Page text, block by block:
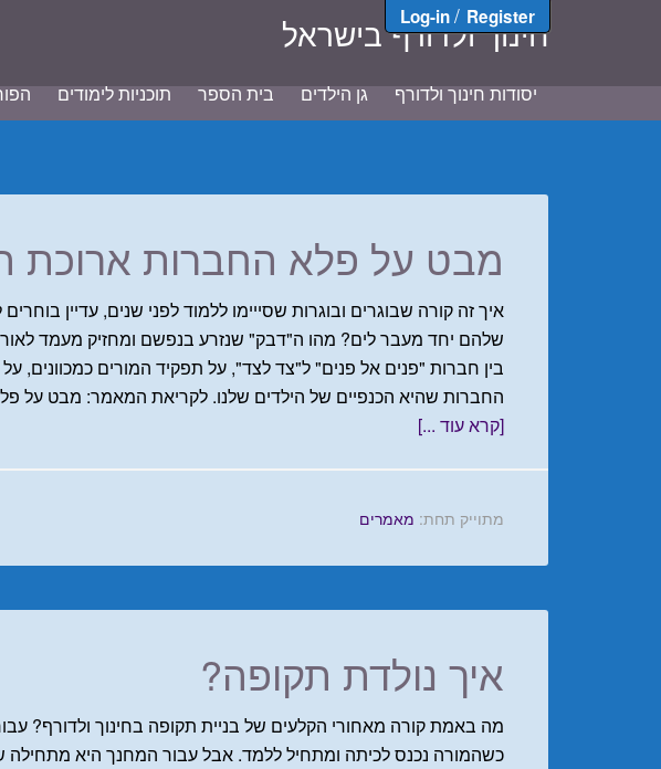
Log-in/ Register
חינוך ולדורף בישראל
יסודות חינוך ולדורף גן הילדים בית הספר תוכניות לימודים
מבט על פלא החברות ארוכת
איך זה קורה שבוגרים ובוגרות שסייימו ללמוד לפני שנים, עדיין
שלהם יחד מעבר לים? מהו ה"דבק" שנזרע בנפשם ומחזיק מעמד
בין חברות "פנים אל פנים" ל"צד לצד", על תפקיד המורים כמכוונים, על
החברות שהיא הכנפיים של הילדים שלנו. לקריאת המאמר: מבט על
[קרא עוד ...]
מתוייק תחת: מאמרים
איך נולדת תקופה?
מה באמת קורה מאחורי הקלעים של בניית תקופה בחינוך ולדורף?
כשהמורה נכנס לכיתה ומתחיל ללמד. אבל עבור המחנך היא מתחילה